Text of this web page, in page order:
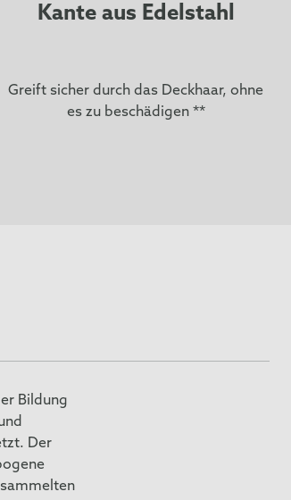
Kante aus Edelstahl
Greift sicher durch das Deckhaar, ohne
es zu beschädigen **
Bildung
Der